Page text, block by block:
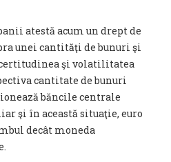
atestă acum un drept de
unei cantităţi de bunuri şi
şi volatilitatea
cantitate de bunuri
băncile centrale
şi în această situaţie, euro
decât moneda